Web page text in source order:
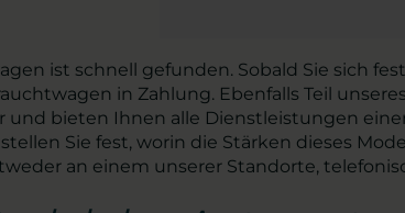
ist schnell gefunden. Sobald Sie sich
in Zahlung. Ebenfalls Teil
und bieten Ihnen alle Dienstleistungen
Sie fest, worin die Stärken dieses
an einem unserer Standorte,